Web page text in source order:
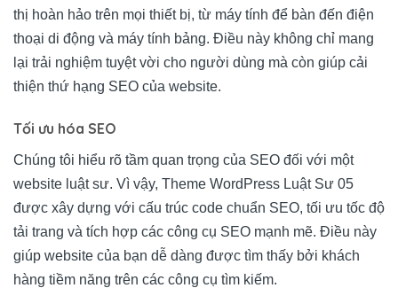
thị hoàn hảo trên mọi thiết bị, từ máy tính để bàn đến điện
thoại di động và máy tính bảng. Điều này không chỉ mang
lại trải nghiệm tuyệt vời cho người dùng mà còn giúp cải
thiện thứ hạng SEO của website.
Tối ưu hóa SEO
Chúng tôi hiểu rõ tầm quan trọng của SEO đối với một
website luật sư. Vì vậy, Theme WordPress Luật Sư 05
được xây dựng với cấu trúc code chuẩn SEO, tối ưu tốc độ
tải trang và tích hợp các công cụ SEO mạnh mẽ. Điều này
giúp website của bạn dễ dàng được tìm thấy bởi khách
hàng tiềm năng trên các công cụ tìm kiếm.